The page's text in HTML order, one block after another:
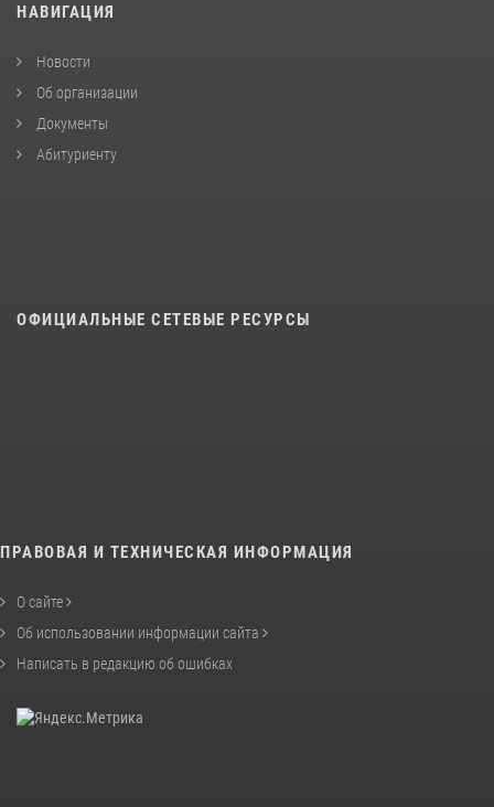
НАВИГАЦИЯ
Новости
Об организации
Документы
Абитуриенту
ОФИЦИАЛЬНЫЕ СЕТЕВЫЕ РЕСУРСЫ
ПРАВОВАЯ И ТЕХНИЧЕСКАЯ ИНФОРМАЦИЯ
О сайте
Об использовании информации сайта
Написать в редакцию об ошибках